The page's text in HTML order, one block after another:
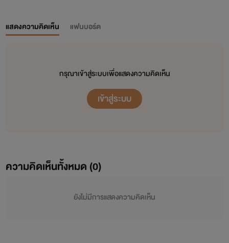
แสดงความคิดเห็น แฟนบอร์ด
กรุณาเข้าสู่ระบบเพื่อแสดงความคิดเห็น
เข้าสู่ระบบ
ความคิดเห็นทั้งหมด (0)
ยังไม่มีการแสดงความคิดเห็น